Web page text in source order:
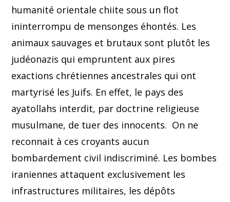
humanité orientale chiite sous un flot
ininterrompu de mensonges éhontés. Les
animaux sauvages et brutaux sont plutôt les
judéonazis qui empruntent aux pires
exactions chrétiennes ancestrales qui ont
martyrisé les Juifs. En effet, le pays des
ayatollahs interdit, par doctrine religieuse
musulmane, de tuer des innocents. On ne
reconnait à ces croyants aucun
bombardement civil indiscriminé. Les bombes
iraniennes attaquent exclusivement les
infrastructures militaires, les dépôts